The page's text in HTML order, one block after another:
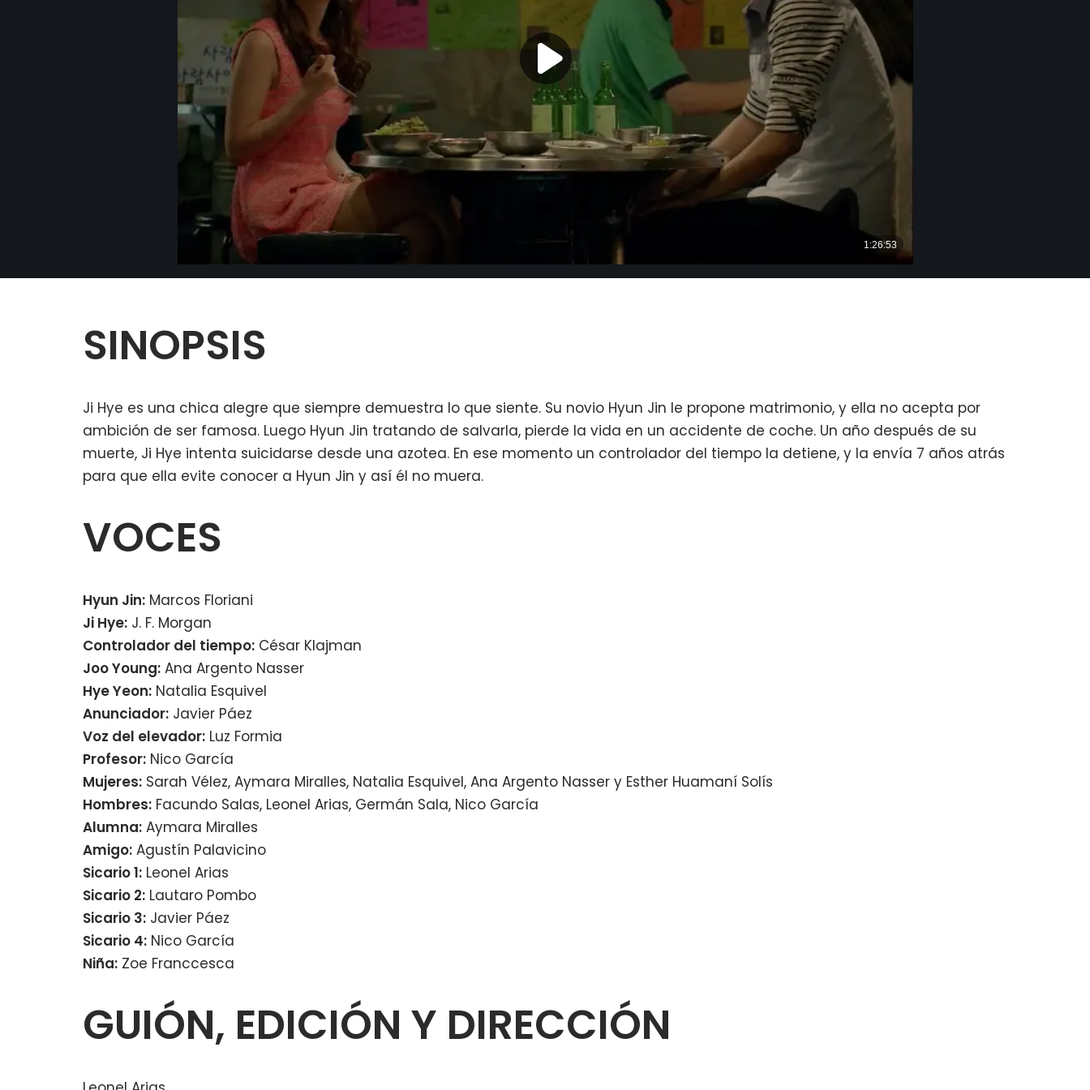
SINOPSIS
Ji Hye es una chica alegre que siempre demuestra lo que siente. Su novio Hyun Jin le propone matrimonio, y ella no acepta por
ambición de ser famosa. Luego Hyun Jin tratando de salvarla, pierde la vida en un accidente de coche. Un año después de su
muerte, Ji Hye intenta suicidarse desde una azotea. En ese momento un controlador del tiempo la detiene, y la envía 7 años atrás
para que ella evite conocer a Hyun Jin y así él no muera.
VOCES
Hyun Jin: Marcos Floriani
Ji Hye: J. F. Morgan
Controlador del tiempo: César Klajman
Joo Young: Ana Argento Nasser
Hye Yeon: Natalia Esquivel
Anunciador: Javier Páez
Voz del elevador: Luz Formia
Profesor: Nico García
Mujeres: Sarah Vélez, Aymara Miralles, Natalia Esquivel, Ana Argento Nasser y Esther Huamaní Solís
Hombres: Facundo Salas, Leonel Arias, Germán Sala, Nico García
Alumna: Aymara Miralles
Amigo: Agustín Palavicino
Sicario 1: Leonel Arias
Sicario 2: Lautaro Pombo
Sicario 3: Javier Páez
Sicario 4: Nico García
Niña: Zoe Franccesca
GUIÓN, EDICIÓN Y DIRECCIÓN